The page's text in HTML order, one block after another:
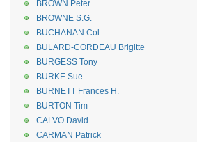
BROWN Peter
BROWNE S.G.
BUCHANAN Col
BULARD-CORDEAU Brigitte
BURGESS Tony
BURKE Sue
BURNETT Frances H.
BURTON Tim
CALVO David
CARMAN Patrick